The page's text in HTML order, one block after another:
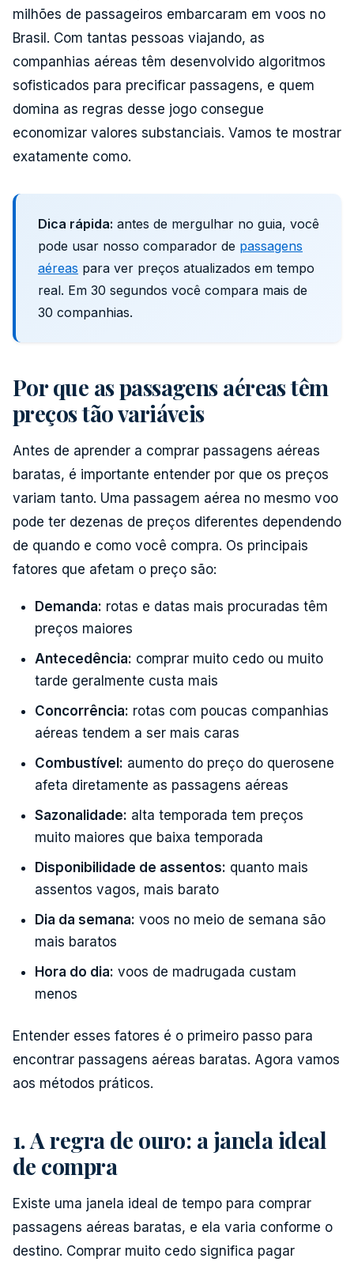
milhões de passageiros embarcaram em voos no
Brasil. Com tantas pessoas viajando, as
companhias aéreas têm desenvolvido algoritmos
sofisticados para precificar passagens, e quem
domina as regras desse jogo consegue
economizar valores substanciais. Vamos te mostrar
exatamente como.
Dica rápida: antes de mergulhar no guia, você
pode usar nosso comparador de passagens
aéreas para ver preços atualizados em tempo
real. Em 30 segundos você compara mais de
30 companhias.
Por que as passagens aéreas têm
preços tão variáveis
Antes de aprender a comprar passagens aéreas
baratas, é importante entender por que os preços
variam tanto. Uma passagem aérea no mesmo voo
pode ter dezenas de preços diferentes dependendo
de quando e como você compra. Os principais
fatores que afetam o preço são:
Demanda: rotas e datas mais procuradas têm
preços maiores
Antecedência: comprar muito cedo ou muito
tarde geralmente custa mais
Concorrência: rotas com poucas companhias
aéreas tendem a ser mais caras
Combustível: aumento do preço do querosene
afeta diretamente as passagens aéreas
Sazonalidade: alta temporada tem preços
muito maiores que baixa temporada
Disponibilidade de assentos: quanto mais
assentos vagos, mais barato
Dia da semana: voos no meio de semana são
mais baratos
Hora do dia: voos de madrugada custam
menos
Entender esses fatores é o primeiro passo para
encontrar passagens aéreas baratas. Agora vamos
aos métodos práticos.
1. A regra de ouro: a janela ideal
de compra
Existe uma janela ideal de tempo para comprar
passagens aéreas baratas, e ela varia conforme o
destino. Comprar muito cedo significa pagar